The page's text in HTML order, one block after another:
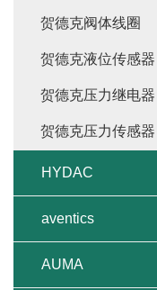
贺德克阀体线圈
贺德克液位传感器
贺德克压力继电器
贺德克压力传感器
HYDAC
aventics
AUMA